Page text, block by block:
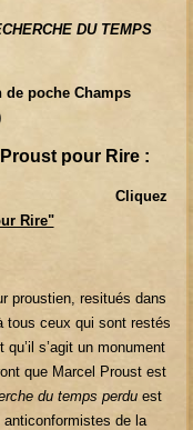
DU TEMPS
poche Champs
pour Rire :
Cliquez
Rire"
proustien, resitués dans
tous ceux qui sont restés
s’agit un monument
que Marcel Proust est
du temps perduest
anticonformistes de la